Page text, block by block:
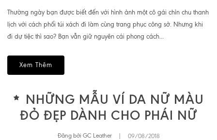
Thường ngày bạn được biết đến với hình ảnh một cô gái chỉn chu thanh
lịch với cách phối túi xách đi làm cùng trang phục công sở. Nhưng khi
đi dự tiệc thì sao? Bạn vẫn giữ nguyên cái phong cách...
Xem Thêm
NHỮNG MẪU VÍ DA NỮ MÀU
ĐỎ ĐẸP DÀNH CHO PHÁI NỮ
Đăng bởi GC Leather 09/08/2018